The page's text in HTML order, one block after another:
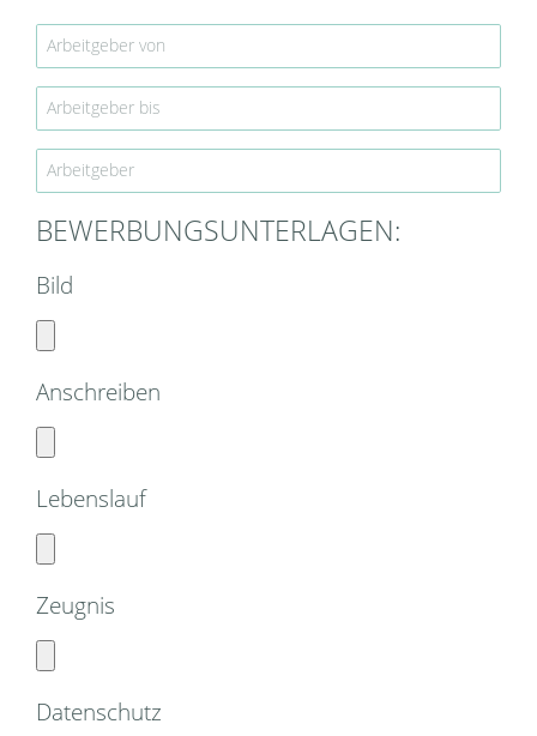
BEWERBUNGSUNTERLAGEN:
Bild
Anschreiben
Lebenslauf
Zeugnis
Datenschutz